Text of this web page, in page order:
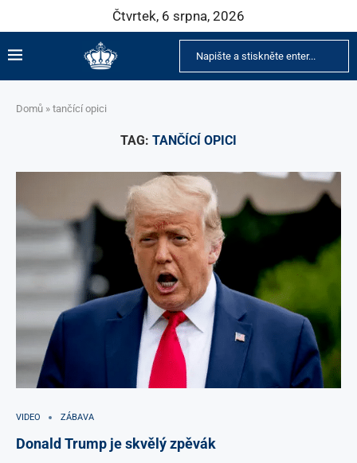
Čtvrtek, 6 srpna, 2026
Domů » tančící opici
TAG: TANČÍCÍ OPICI
VIDEO ZÁBAVA
Donald Trump je skvělý zpěvák